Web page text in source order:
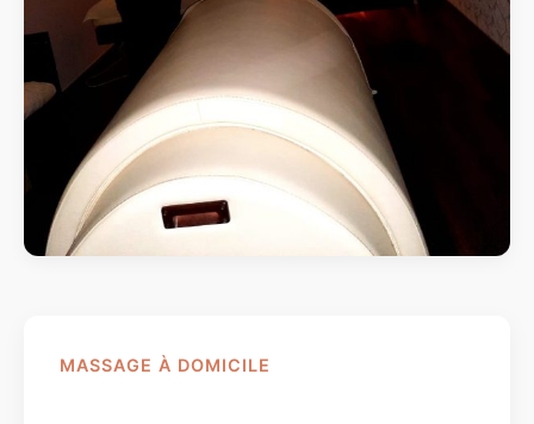
MASSAGE À DOMICILE